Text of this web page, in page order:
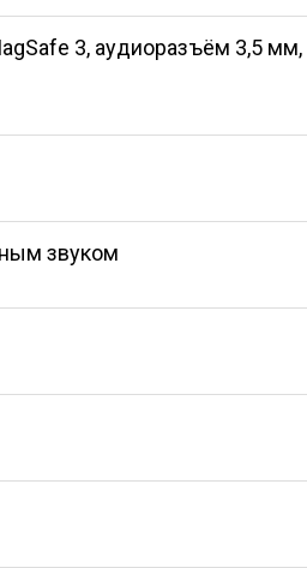
3, аудиоразъём 3,5 мм,
звуком